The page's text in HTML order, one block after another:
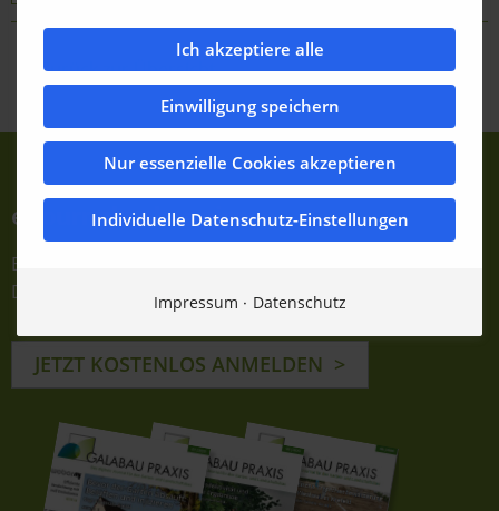
Zurück zur Übersicht
e-Journale abonnieren
Einfach E-Mail-Adresse eintragen und bestätigen.
Dauerhaft kostenfrei!
JETZT KOSTENLOS ANMELDEN
Ich akzeptiere alle
Einwilligung speichern
Nur essenzielle Cookies akzeptieren
Individuelle Datenschutz-Einstellungen
Impressum Datenschutz